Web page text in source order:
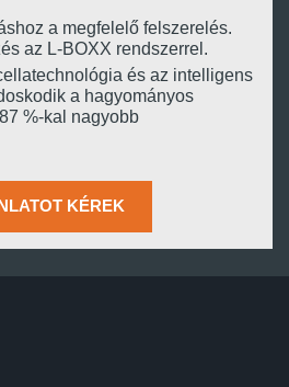
a megfelelő felszerelés.
az L-BOXX rendszerrel.
és az intelligens
a hagyományos
%-kal nagyobb
KÉREK